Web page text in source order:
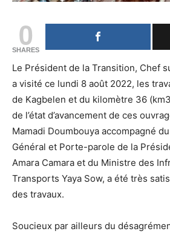
0
SHARES
Le Président de la Transition, Chef
a visité ce lundi 8 août 2022, les
de Kagbelen et du kilomètre 36
de l’état d’avancement de ces
Mamadi Doumbouya accompagné
Général et Porte-parole de la
Amara Camara et du Ministre des
Transports Yaya Sow, a été très
des travaux.
Soucieux par ailleurs du